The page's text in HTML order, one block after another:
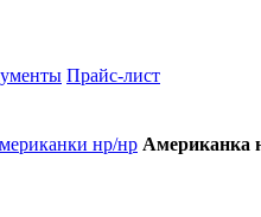
Прайс-лист
нр/нр Американка